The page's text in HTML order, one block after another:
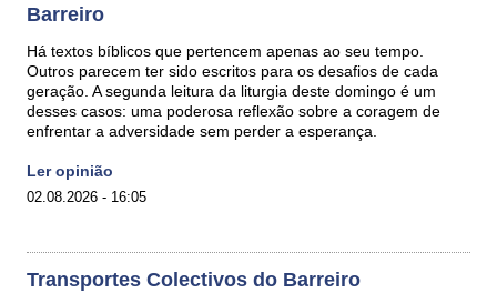
Barreiro
Há textos bíblicos que pertencem apenas ao seu tempo.
Outros parecem ter sido escritos para os desafios de cada
geração. A segunda leitura da liturgia deste domingo é um
desses casos: uma poderosa reflexão sobre a coragem de
enfrentar a adversidade sem perder a esperança.
Ler opinião
02.08.2026 - 16:05
Transportes Colectivos do Barreiro